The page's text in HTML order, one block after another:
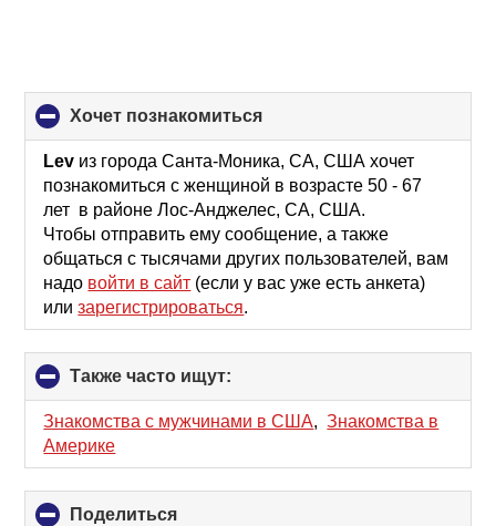
хочет познакомиться
to
collapse
contents
Lev из города Санта-Моника, CA, США хочет
познакомиться с женщиной в возрасте 50 - 67
лет в районе Лос-Анджелес, CA, США.
Чтобы отправить ему сообщение, а также
общаться с тысячами других пользователей, вам
надо войти в сайт (если у вас уже есть анкета)
илизарегистрироваться.
Также часто ищут:
to
collapse
Знакомства с мужчинами в США,Знакомства в
Америке
Поделиться